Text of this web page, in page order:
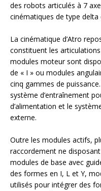
des robots articulés à 7
cinématiques de type
La cinématique d’Atro
constituent les
modules moteur sont
de « I » ou modules
cinq gammes de
système d’entraînement
d’alimentation et le
externe.
Outre les modules actifs,
raccordement ne
modules de base avec
des formes en I, L et Y,
utilisés pour intégrer des